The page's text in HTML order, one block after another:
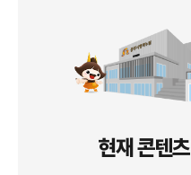
현재 콘텐츠